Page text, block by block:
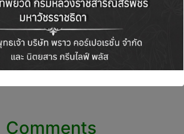
คม
Awards ด้วยผลงาน
นวัตกรรมสีหนึ่งเดียวใน
ไทยและเอเชีย TOA
AQUA SHIELD จากเวที
Comments